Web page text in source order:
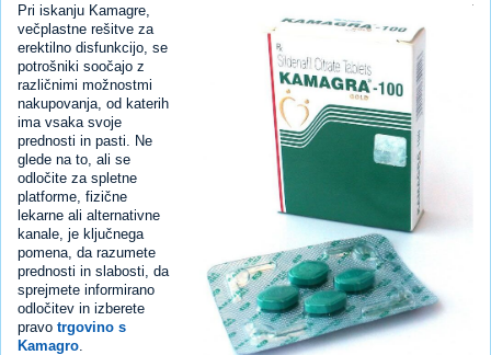
Pri iskanju Kamagre,
večplastne rešitve za
erektilno disfunkcijo, se
potrošniki soočajo z
različnimi možnostmi
nakupovanja, od katerih
ima vsaka svoje
prednosti in pasti. Ne
glede na to, ali se
odločite za spletne
platforme, fizične
lekarne ali alternativne
kanale, je ključnega
pomena, da razumete
prednosti in slabosti, da
sprejmete informirano
odločitev in izberete
pravo trgovino s
Kamagro